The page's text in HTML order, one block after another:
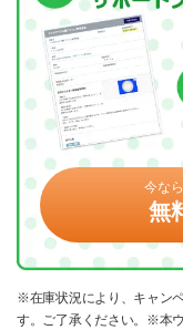
今な
無
※在庫状況により、キャン
す。ご了承ください。※本